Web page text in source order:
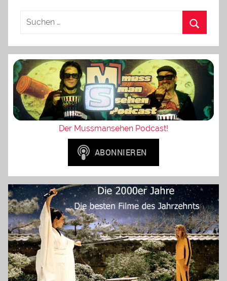
Der Mussmansehen Podcast!